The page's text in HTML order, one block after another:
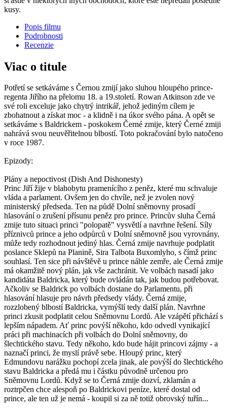
kusy.
Popis filmu
Podrobnosti
Recenzie
Viac o titule
Potřetí se setkáváme s Černou zmijí jako sluhou hloupého prince-
regenta Jiřího na přelomu 18. a 19.století. Rowan Atkinson zde ve
své roli exceluje jako chytrý intrikář, jehož jediným cílem je
zbohatnout a získat moc - a klidně i na úkor svého pána. A opět se
setkáváme s Baldrickem - poskokem Černé zmije, který Černé zmiji
nahrává svou neuvěřitelnou blbostí. Toto pokračování bylo natočeno
v roce 1987.
Epizody:
Plány a nepoctivost (Dish And Dishonesty)
Princ Jiří žije v blahobytu pramenícího z peněz, které mu schvaluje
vláda a parlament. Ovšem jen do chvíle, než je zvolen nový
ministerský předseda. Ten na půdě Dolní sněmovny prosadí
hlasování o zrušení přísunu peněz pro prince. Princův sluha Černá
zmije tuto situaci princi "polopatě" vysvětlí a navrhne řešení. Síly
příznivců prince a jeho odpůrců v Dolní sněmovně jsou vyrovnány,
může tedy rozhodnout jediný hlas. Černá zmije navrhuje podplatit
poslance Sklepů na Planině, Sira Talbota Buxomlyho, s čímž princ
souhlasí. Ten sice při návštěvě u prince náhle zemře, ale Černá zmije
má okamžitě nový plán, jak vše zachránit. Ve volbách nasadí jako
kandidáta Baldricka, který bude ovládán tak, jak budou potřebovat.
Ačkoliv se Baldrick po volbách dostane do Parlamentu, při
hlasování hlasuje pro návrh předsedy vlády. Černá zmije,
rozzlobený blbostí Baldricka, vymýšlí tedy další plán. Navrhne
princi zkusit podplatit celou Sněmovnu Lordů. Ale vzápětí přichází s
lepším nápadem. Ať princ povýší někoho, kdo odvedl vynikající
práci při machinacích při volbách do Dolní sněmovny, do
šlechtického stavu. Tedy někoho, kdo bude hájit princovi zájmy - a
naznačí princi, že myslí právě sebe. Hloupý princ, který
Edmundovu narážku pochopí zcela jinak, ale povýší do šlechtického
stavu Baldricka a předá mu i částku původně určenou pro
Sněmovnu Lordů. Když se to Černá zmije dozví, zklamán a
roztrpčen chce alespoň po Baldrickovi peníze, které dostal od
prince, ale ten už je nemá - koupil si za ně totiž obrovský tuřín...